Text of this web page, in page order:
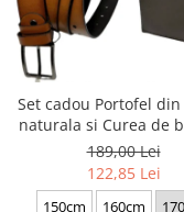
Set cadou Portofel
naturala si Curea de
neagra, serie mare
A702-4.M_1123
189,00 Lei
122,85 Lei
150cm 160cm